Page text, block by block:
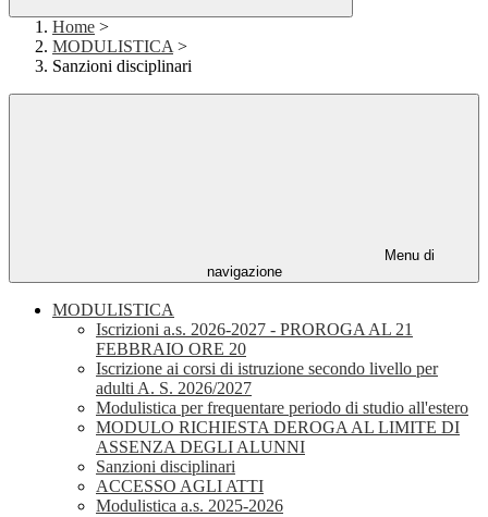
Home >
MODULISTICA >
Sanzioni disciplinari
Menu di
navigazione
MODULISTICA
Iscrizioni a.s. 2026-2027 - PROROGA AL 21
FEBBRAIO ORE 20
Iscrizione ai corsi di istruzione secondo livello per
adulti A. S. 2026/2027
Modulistica per frequentare periodo di studio all'estero
MODULO RICHIESTA DEROGA AL LIMITE DI
ASSENZA DEGLI ALUNNI
Sanzioni disciplinari
ACCESSO AGLI ATTI
Modulistica a.s. 2025-2026